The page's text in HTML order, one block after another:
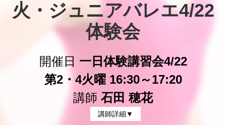
火・ジュニアバレエ4/22
体験会
開催日 一日体験講習会4/22
第2・4火曜 16:30～17:20
講師 石田 穂花
講師詳細▼